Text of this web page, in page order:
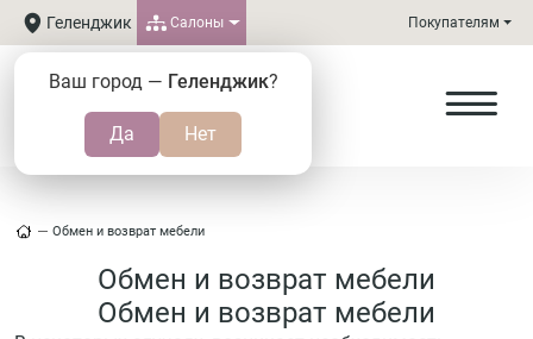
Геленджик
Ваш город — Геленджик?
Салоны Покупателям
Обмен и возврат мебели
Обмен и возврат мебели
Обмен и возврат мебели